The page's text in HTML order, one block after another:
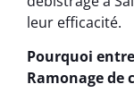
leur efficacité.
Pourquoi
Ramonage de